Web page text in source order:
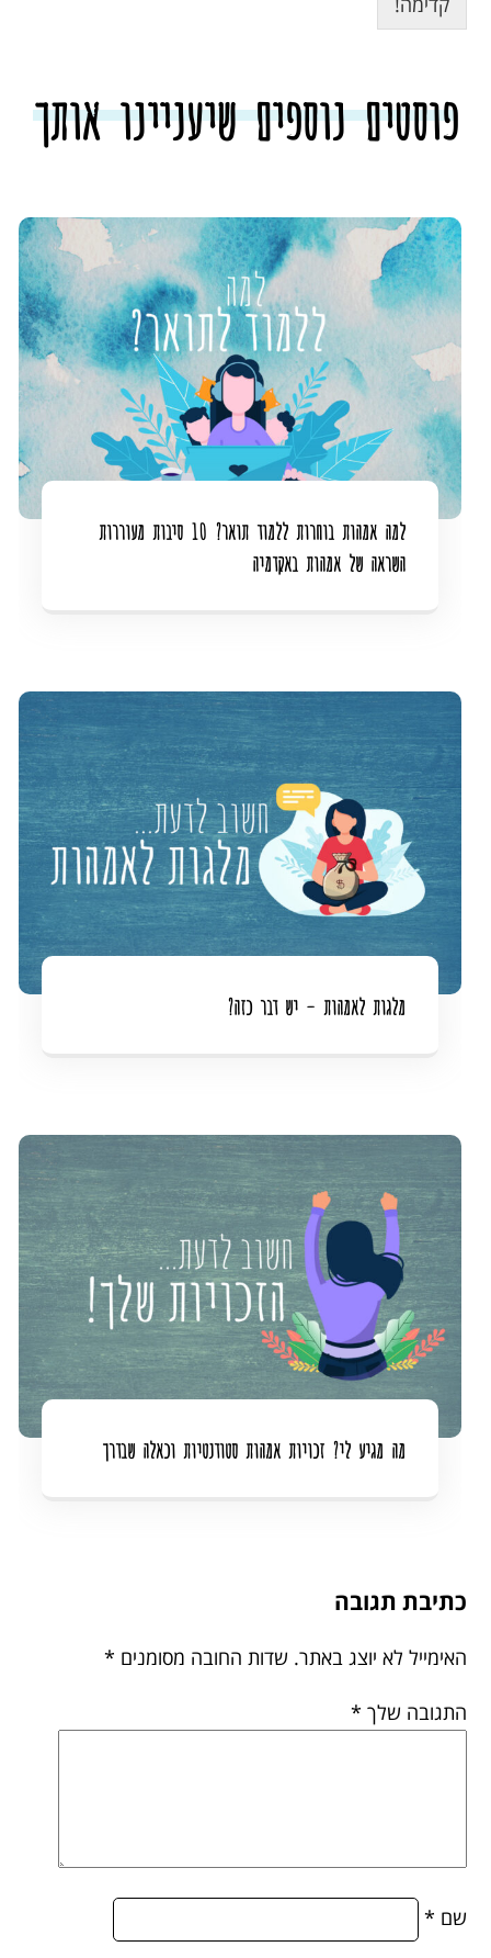
פוסטים נוספים שיעניינו אותך
למה אמהות בוחרות ללמוד תואר? 10 סיבות מעוררות
השראה של אמהות באקדמיה
מלגות לאמהות – יש דבר כזה?
מה מגיע לי? זכויות אמהות סטודנטיות וכאלה שבדרך
כתיבת תגובה
האימייל לא יוצג באתר. שדות החובה מסומנים *
התגובה שלך *
שם *